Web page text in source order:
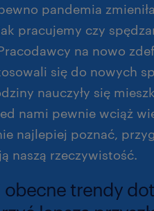
pandemia
pracujemy czy
na nowo
się do nowych
nauczyły się
nami pewnie wciąż
najlepiej poznać,
naszą rzeczywistość.
obecne trendy